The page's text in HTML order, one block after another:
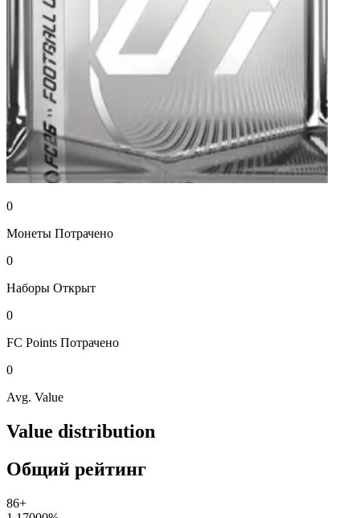
0
Монеты Потрачено
0
Наборы Открыт
0
FC Points Потрачено
0
Avg. Value
Value distribution
Общий рейтинг
86+